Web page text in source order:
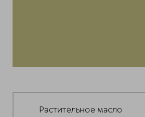
Растительное масло